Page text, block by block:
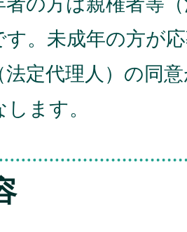
す。未成年の方が
法定代理人）の同
ます。